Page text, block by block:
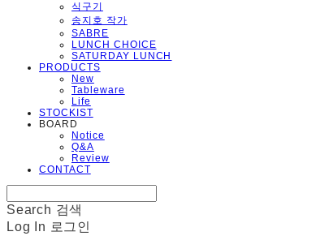
식구기
송지호 작가
SABRE
LUNCH CHOICE
SATURDAY LUNCH
PRODUCTS
New
Tableware
Life
STOCKIST
BOARD
Notice
Q&A
Review
CONTACT
Search 검색
Log In 로그인